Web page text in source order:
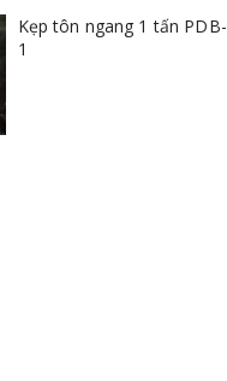
Kẹp tôn ngang 1 tấn PDB-
1